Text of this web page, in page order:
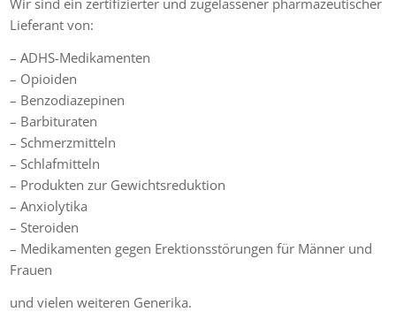
Wir sind ein zertifizierter und zugelassener pharmazeutischer
Lieferant von:
– ADHS-Medikamenten
– Opioiden
– Benzodiazepinen
– Barbituraten
– Schmerzmitteln
– Schlafmitteln
– Produkten zur Gewichtsreduktion
– Anxiolytika
– Steroiden
– Medikamenten gegen Erektionsstörungen für Männer und
Frauen
und vielen weiteren Generika.